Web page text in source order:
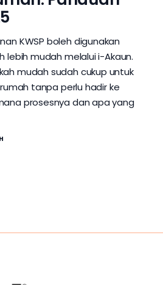
KWSP boleh digunakan
lebih mudah melalui i-Akaun.
mudah sudah cukup untuk
tanpa perlu hadir ke
prosesnya dan apa yang